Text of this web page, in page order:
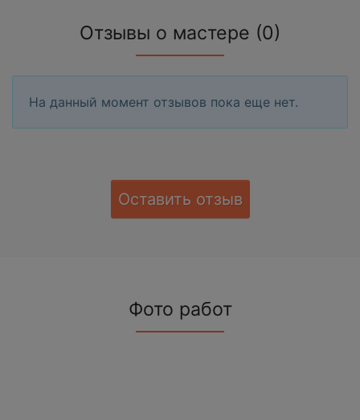
Отзывы о мастере (0)
На данный момент отзывов пока еще нет.
Оставить отзыв
Фото работ